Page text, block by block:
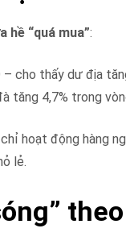
hề “quá mua”:
cho thấy dư địa
tăng 4,7% trong
hoạt động hàng
lẻ.